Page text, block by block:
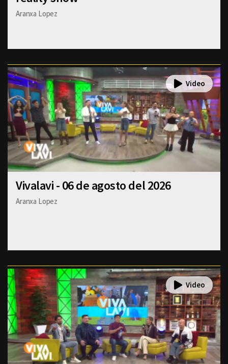
Aranxa Lopez
Vivalavi - 06 de agosto del 2026
Aranxa Lopez